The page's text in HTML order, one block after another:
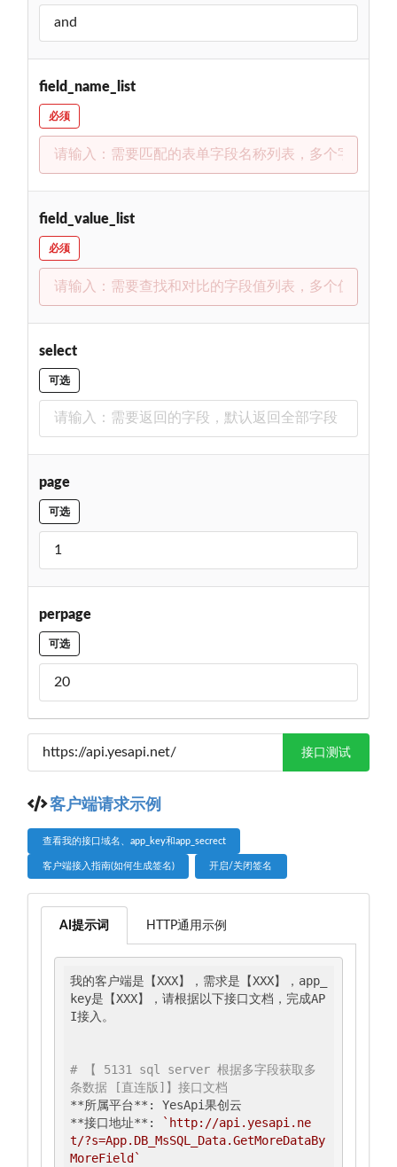
field_name_list
必须
field_value_list
必须
select
可选
page
可选
perpage
可选
接口测试
客户端请求示例
查看我的接口域名、app_key和app_secrect
客户端接入指南(如何生成签名) 开启/关闭签名
AI提示词 HTTP通用示例
我的客户端是【XXX】，需求是【XXX】，app_
key是【XXX】，请根据以下接口文档，完成AP
I接入。
# 【 5131 sql server 根据多字段获取多
条数据 [直连版]】接口文档
**所属平台**: YesApi果创云
**接口地址**:
`http://api.yesapi.ne
t/?s=App.DB_MsSQL_Data.GetMoreDataBy
MoreField`